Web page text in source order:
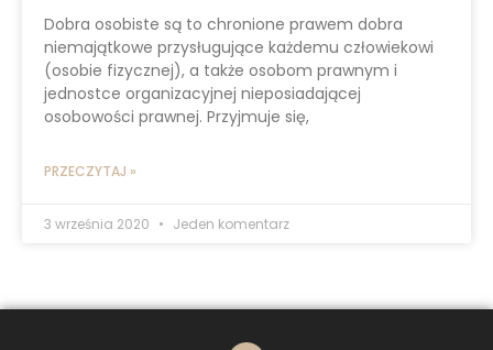
Dobra osobiste są to chronione prawem dobra
niemajątkowe przysługujące każdemu człowiekowi
(osobie fizycznej), a także osobom prawnym i
jednostce organizacyjnej nieposiadającej
osobowości prawnej. Przyjmuje się,
PRZECZYTAJ »
3 września 2020 Jeden komentarz